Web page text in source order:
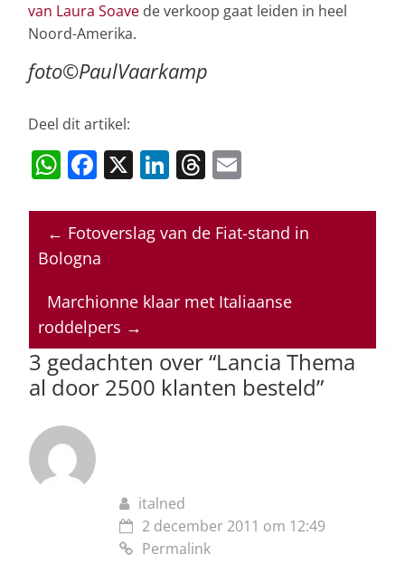
van Laura Soave de verkoop gaat leiden in heel
Noord-Amerika.
foto©PaulVaarkamp
Deel dit artikel:
W
at
s
A
p
p
F
c
e
o
o
k
X Li
k
e
n
T
re
a
s
ai
l
← Fotoverslag van de Fiat-stand in
Bologna
Marchionne klaar met Italiaanse
roddelpers →
3 gedachten over “Lancia Thema
al door 2500 klanten besteld”
italned
2 december 2011 om 12:49
Permalink